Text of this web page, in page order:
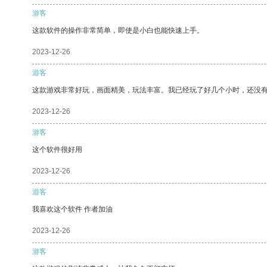
游客
这款软件的操作非常简单，即使是小白也能快速上手。
2023-12-26
游客
这款游戏非常好玩，画面精美，玩法丰富。我已经玩了好几个小时，还没
2023-12-26
游客
这个软件很好用
2023-12-26
游客
我喜欢这个软件 作者加油
2023-12-26
游客